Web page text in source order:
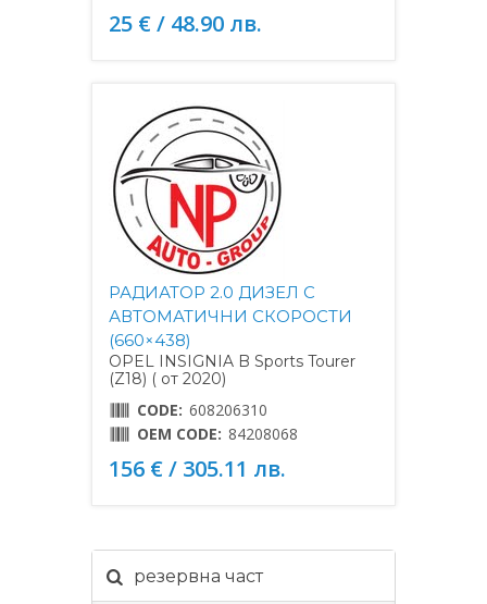
25 € / 48.90 лв.
РАДИАТОР 2.0 ДИЗЕЛ С
АВТОМАТИЧНИ СКОРОСТИ
(660×438)
OPEL INSIGNIA B Sports Tourer
(Z18) ( от 2020)
CODE: 608206310
OEM CODE: 84208068
156 € / 305.11 лв.
резервна част